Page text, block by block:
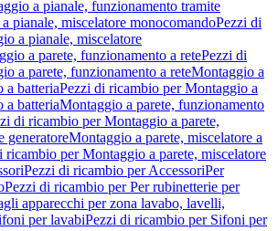
a pianale, funzionamento tramite
pianale, miscelatore monocomandoPezzi di
a pianale, miscelatore
a parete, funzionamento a retePezzi di
a parete, funzionamento a reteMontaggio a
a batteriaPezzi di ricambio per Montaggio a
a batteriaMontaggio a parete, funzionamento
di ricambio per Montaggio a parete,
generatoreMontaggio a parete, miscelatore a
ricambio per Montaggio a parete, miscelatore
Pezzi di ricambio per AccessoriPer
Pezzi di ricambio per Per rubinetterie per
apparecchi per zona lavabo, lavelli,
per lavabiPezzi di ricambio per Sifoni per